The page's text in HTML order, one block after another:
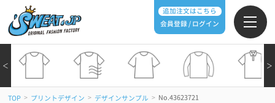
追加注文はこちら
会員登録 / ログイン
＞
＜
TOP > プリントデザイン > デザインサンプル > No.43623721